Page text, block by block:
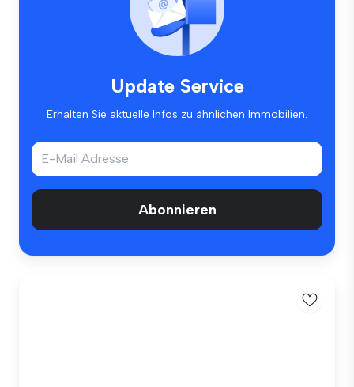
Update Service
Erhalten Sie aktuelle Infos zu ähnlichen Immobilien.
Abonnieren